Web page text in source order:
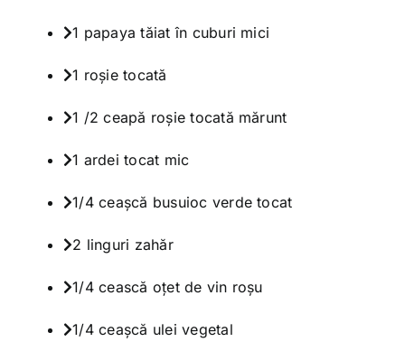
1 papaya tăiat în cuburi mici
1 roşie tocată
1 /2 ceapă roşie tocată mărunt
1 ardei tocat mic
1/4 ceaşcă busuioc verde tocat
2 linguri zahăr
1/4 cească oţet de vin roşu
1/4 ceaşcă ulei vegetal